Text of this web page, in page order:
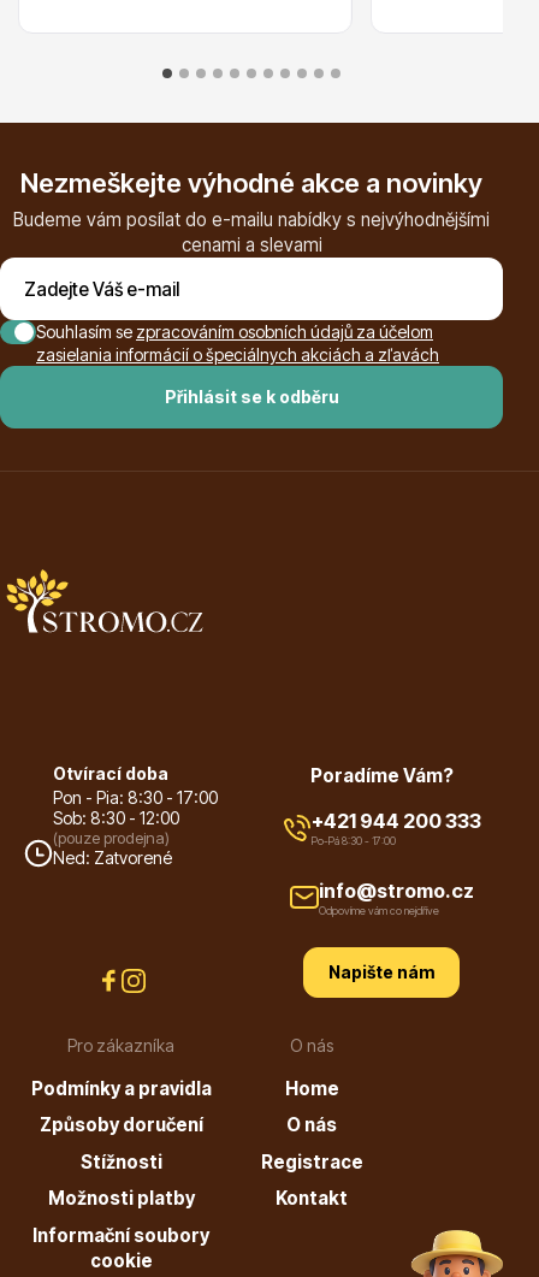
Listnaté stromy
Dárkový poukaz
Poradíme Vám?
+421 944 200 333
Po-Pá 9:00 - 17:00
Nezmeškejte výhodné akce a novinky
Budeme vám posílat do e-mailu nabídky s nejvýhodnějšími
cenami a slevami
Přihlásit se k odběru
Souhlasím se zpracováním osobních údajů za účelom
zasielania informácií o špeciálnych akciách a zľavách
Otvírací doba
Pon - Pia: 8:30 - 17:00
Sob: 8:30 - 12:00
(pouze prodejna)
Ned: Zatvorené
Pro zákazníka
Podmínky a pravidla
Způsoby doručení
Stížnosti
Možnosti platby
Informační soubory
cookie
O nás
Home
O nás
Registrace
Kontakt
Poradíme Vám?
+421 944 200 333
Po-Pá 8:30 - 17:00
info@stromo.cz
Odpovíme vám co nejdříve
Napište nám